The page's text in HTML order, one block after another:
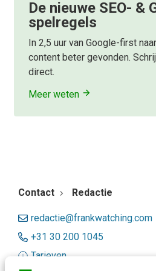
De nieuwe SEO- &
spelregels
In 2,5 uur van Google-first
content beter gevonden.
direct.
Meer weten
Contact Redactie
redactie@frankwatching.com
+31 30 200 1045
Tarieven